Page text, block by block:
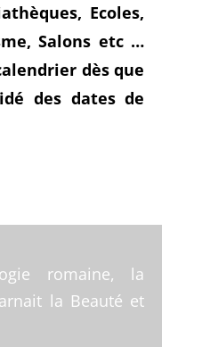
Ecoles,
Salons etc …
dès que
des dates de
romaine, la
la Beauté et